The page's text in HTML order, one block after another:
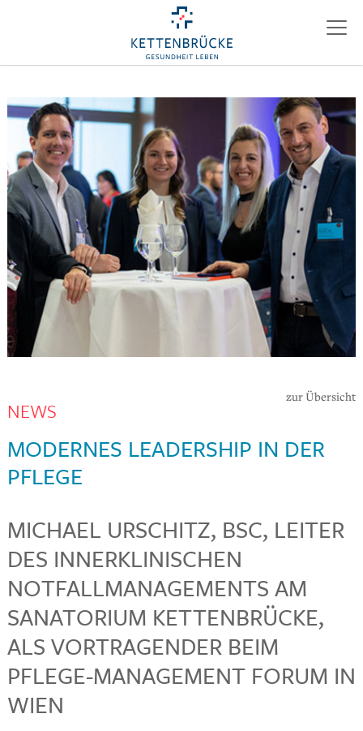
zur Übersicht
NEWS
MODERNES LEADERSHIP IN DER
PFLEGE
MICHAEL URSCHITZ, BSC, LEITER
DES INNERKLINISCHEN
NOTFALLMANAGEMENTS AM
SANATORIUM KETTENBRÜCKE,
ALS VORTRAGENDER BEIM
PFLEGE-MANAGEMENT FORUM IN
WIEN